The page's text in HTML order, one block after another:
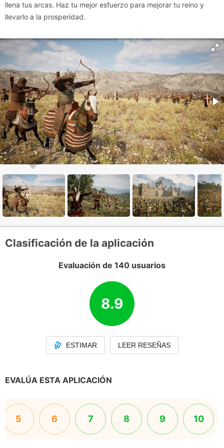
llena tus arcas. Haz tu mejor esfuerzo para mejorar tu reino y
llevarlo a la prosperidad.
Clasificación de la aplicación
Evaluación de 140 usuarios
8.9
ESTIMAR LEER RESEÑAS
EVALÚA ESTA APLICACIÓN
5 6 7 8 9 10